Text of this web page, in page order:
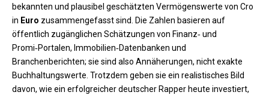
bekannten und plausibel geschätzten Vermögenswerte von Cro
in Euro zusammengefasst sind. Die Zahlen basieren auf
öffentlich zugänglichen Schätzungen von Finanz‑ und
Promi‑Portalen, Immobilien‑Datenbanken und
Branchenberichten; sie sind also Annäherungen, nicht exakte
Buchhaltungswerte. Trotzdem geben sie ein realistisches Bild
davon, wie ein erfolgreicher deutscher Rapper heute investiert,